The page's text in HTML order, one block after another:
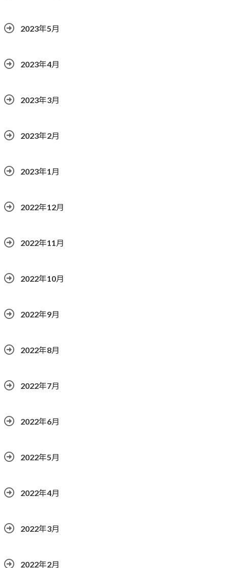
2023年5月
2023年4月
2023年3月
2023年2月
2023年1月
2022年12月
2022年11月
2022年10月
2022年9月
2022年8月
2022年7月
2022年6月
2022年5月
2022年4月
2022年3月
2022年2月